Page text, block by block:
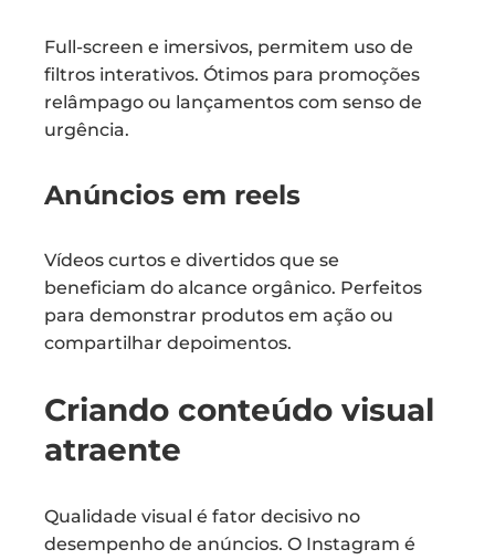
Full-screen e imersivos, permitem uso de
filtros interativos. Ótimos para promoções
relâmpago ou lançamentos com senso de
urgência.
Anúncios em reels
Vídeos curtos e divertidos que se
beneficiam do alcance orgânico. Perfeitos
para demonstrar produtos em ação ou
compartilhar depoimentos.
Criando conteúdo visual
atraente
Qualidade visual é fator decisivo no
desempenho de anúncios. O Instagram é